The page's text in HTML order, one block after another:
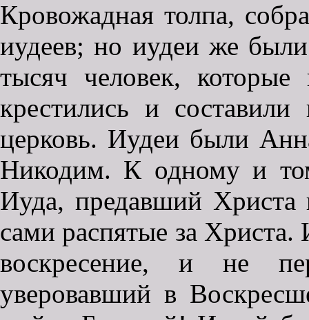
Кровожадная толпа,
иудеев; но иудеи же
тысяч человек,
крестились и составили
церковь. Иудеи были
Никодим. К одному и
Иуда, предавший
сами распятые за
воскресение, и не
уверовавший в